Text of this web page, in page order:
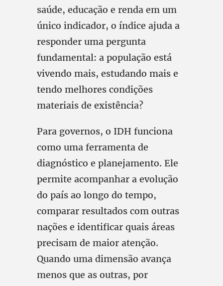
saúde, educação e renda em um
único indicador, o índice ajuda a
responder uma pergunta
fundamental: a população está
vivendo mais, estudando mais e
tendo melhores condições
materiais de existência?
Para governos, o IDH funciona
como uma ferramenta de
diagnóstico e planejamento. Ele
permite acompanhar a evolução
do país ao longo do tempo,
comparar resultados com outras
nações e identificar quais áreas
precisam de maior atenção.
Quando uma dimensão avança
menos que as outras, por